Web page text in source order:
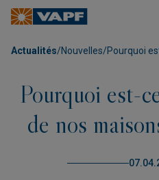
Actualités/Nouvelles/Pourquoi
Pourquoi est-
de nos